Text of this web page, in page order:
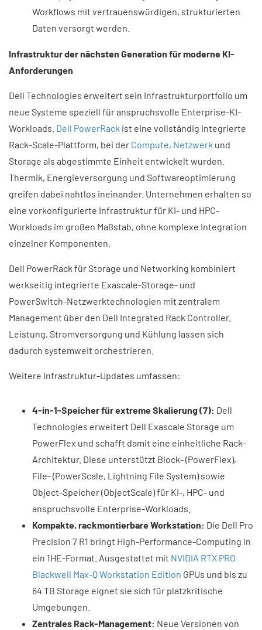
Workflows mit vertrauenswürdigen, strukturierten
Daten versorgt werden.
Infrastruktur der nächsten Generation für moderne KI-
Anforderungen
Dell Technologies erweitert sein Infrastrukturportfolio um
neue Systeme speziell für anspruchsvolle Enterprise-KI-
Workloads. Dell PowerRack ist eine vollständig integrierte
Rack-Scale-Plattform, bei der Compute, Netzwerk und
Storage als abgestimmte Einheit entwickelt wurden.
Thermik, Energieversorgung und Softwareoptimierung
greifen dabei nahtlos ineinander. Unternehmen erhalten so
eine vorkonfigurierte Infrastruktur für KI- und HPC-
Workloads im großen Maßstab, ohne komplexe Integration
einzelner Komponenten.
Dell PowerRack für Storage und Networking kombiniert
werkseitig integrierte Exascale-Storage- und
PowerSwitch-Netzwerktechnologien mit zentralem
Management über den Dell Integrated Rack Controller.
Leistung, Stromversorgung und Kühlung lassen sich
dadurch systemweit orchestrieren.
Weitere Infrastruktur-Updates umfassen:
4-in-1-Speicher für extreme Skalierung (7): Dell
Technologies erweitert Dell Exascale Storage um
PowerFlex und schafft damit eine einheitliche Rack-
Architektur. Diese unterstützt Block- (PowerFlex),
File- (PowerScale, Lightning File System) sowie
Object-Speicher (ObjectScale) für KI-, HPC- und
anspruchsvolle Enterprise-Workloads.
Kompakte, rackmontierbare Workstation: Die Dell Pro
Precision 7 R1 bringt High-Performance-Computing in
ein 1HE-Format. Ausgestattet mit NVIDIA RTX PRO
Blackwell Max-Q Workstation Edition GPUs und bis zu
64 TB Storage eignet sie sich für platzkritische
Umgebungen.
Zentrales Rack-Management: Neue Versionen von